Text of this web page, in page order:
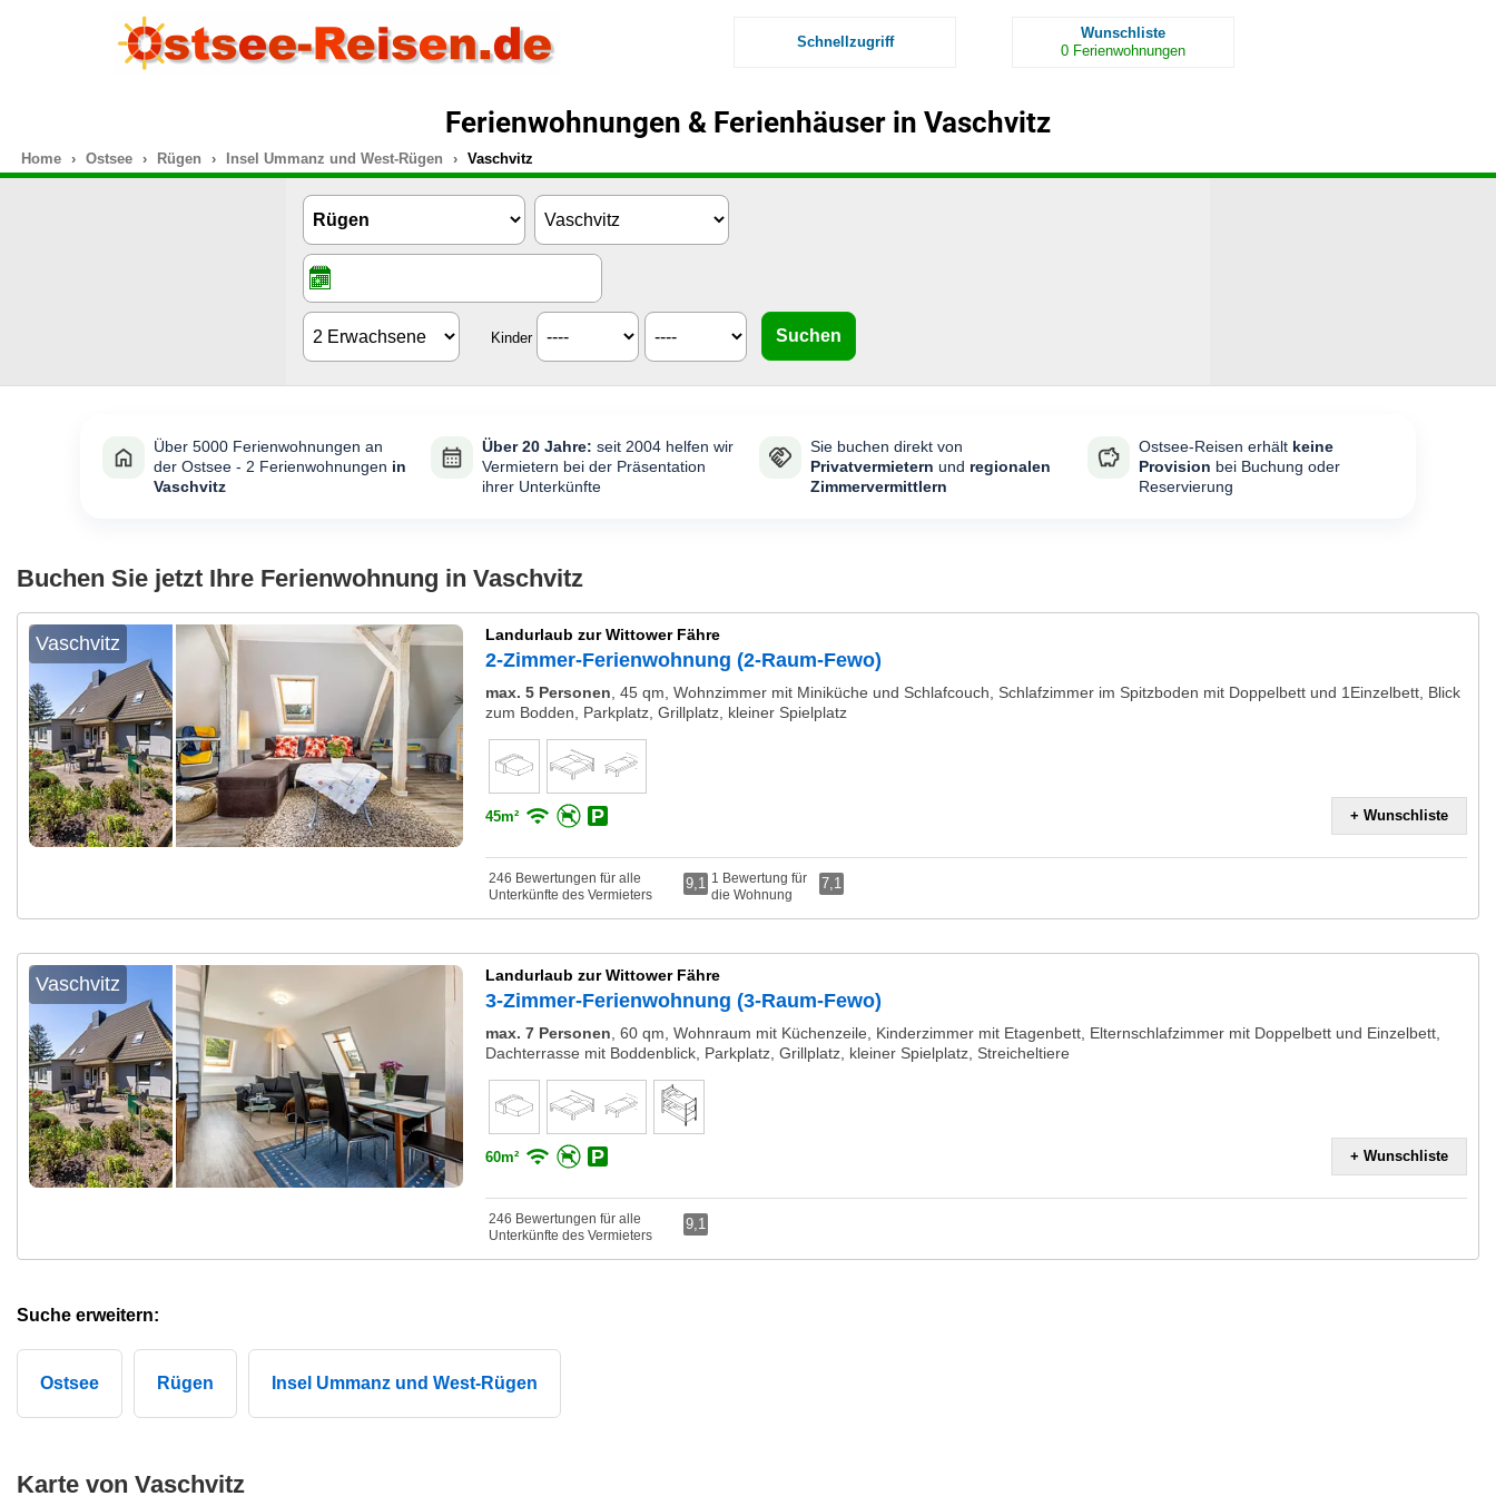
Schnellzugriff
Wunschliste
0 Ferienwohnungen
Ferienwohnungen & Ferienhäuser in Vaschvitz
Home Ostsee Rügen Insel Ummanz und West-Rügen Vaschvitz
Kinder
Über 5000 Ferienwohnungen an
der Ostsee - 2 Ferienwohnungen in
Vaschvitz
Über 20 Jahre: seit 2004 helfen wir
Vermietern bei der Präsentation
ihrer Unterkünfte
Sie buchen direkt von
Privatvermietern und regionalen
Zimmervermittlern
Ostsee-Reisen erhält keine
Provision bei Buchung oder
Reservierung
Buchen Sie jetzt Ihre Ferienwohnung in Vaschvitz
Vaschvitz Landurlaub zur Wittower Fähre
2-Zimmer-Ferienwohnung (2-Raum-Fewo)
max. 5 Personen, 45 qm, Wohnzimmer mit Miniküche und Schlafcouch, Schlafzimmer im Spitzboden mit Doppelbett und 1Einzelbett, Blick
zum Bodden, Parkplatz, Grillplatz, kleiner Spielplatz
45m² + Wunschliste
246 Bewertungen für alle
Unterkünfte des Vermieters
9,1 1 Bewertung für
die Wohnung
7,1
Vaschvitz Landurlaub zur Wittower Fähre
3-Zimmer-Ferienwohnung (3-Raum-Fewo)
max. 7 Personen, 60 qm, Wohnraum mit Küchenzeile, Kinderzimmer mit Etagenbett, Elternschlafzimmer mit Doppelbett und Einzelbett,
Dachterrasse mit Boddenblick, Parkplatz, Grillplatz, kleiner Spielplatz, Streicheltiere
60m² + Wunschliste
246 Bewertungen für alle
Unterkünfte des Vermieters
9,1
Suche erweitern:
Ostsee Rügen Insel Ummanz und West-Rügen
Karte von Vaschvitz